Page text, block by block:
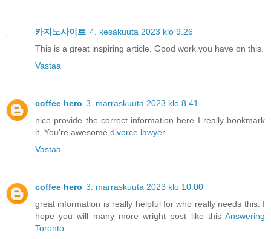
카지노사이트 4. kesäkuuta 2023 klo 9.26
This is a great inspiring article. Good work you have on this.
Vastaa
coffee hero 3. marraskuuta 2023 klo 8.41
nice provide the correct information here I really bookmark
it, You're awesome divorce lawyer
Vastaa
coffee hero 3. marraskuuta 2023 klo 10.00
great information is really helpful for who really needs this. I
hope you will many more wright post like this Answering
Toronto